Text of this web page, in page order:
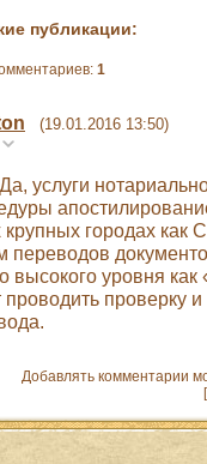
публикации:
: 1
(19.01.2016 13:50)
Да, услуги
крупных городах как
переводов
высокого уровня
проводить проверку
Добавлять комментарии